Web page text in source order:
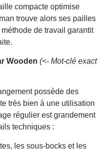
compacte optimise
trouve alors ses pailles
méthode de travail garantit
Wooden (<- Mot-clé exact
possède des
très bien à une utilisation
régulier est grandement
techniques :
les sous-bocks et les